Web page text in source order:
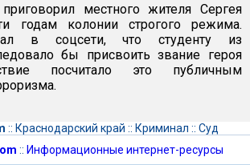
местного жителя Сергея
годам колонии строгого режима.
в соцсети, что студенту из
бы присвоить звание героя
посчитало это публичным
:: Краснодарский край :: Криминал :: Суд
:: Информационные интернет-ресурсы